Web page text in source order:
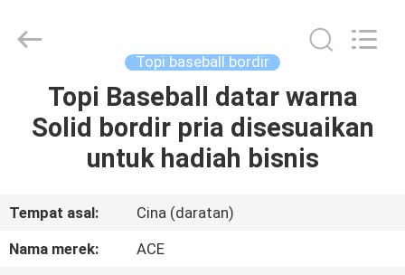
RUMAH
PRODUK
TENTANG
KAMI
Topi baseball bordir
Topi Baseball datar warna
Solid bordir pria disesuaikan
untuk hadiah bisnis
Tempat asal:
Cina (daratan)
Nama merek:
ACE